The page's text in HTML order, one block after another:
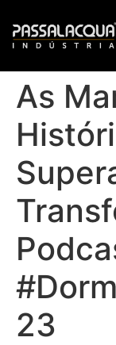
As
23